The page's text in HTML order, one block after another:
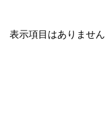
表示項目はありません